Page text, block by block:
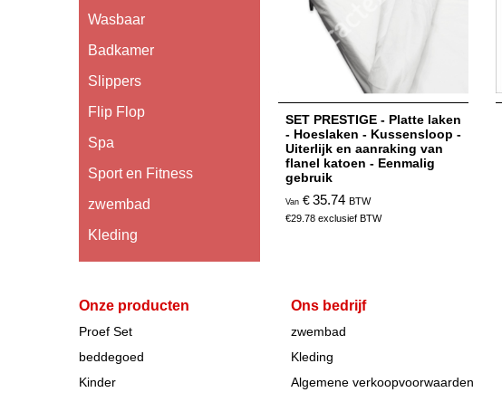
Wasbaar
Badkamer
Slippers
Flip Flop
Spa
Sport en Fitness
zwembad
Kleding
SET PRESTIGE - Platte laken
- Hoeslaken - Kussensloop -
Uiterlijk en aanraking van
flanel katoen - Eenmalig
gebruik
Van €35.74 BTW
€29.78 exclusief BTW
Onze producten
Proef Set
beddegoed
Kinder
Ons bedrijf
zwembad
Kleding
Algemene verkoopvoorwaarden